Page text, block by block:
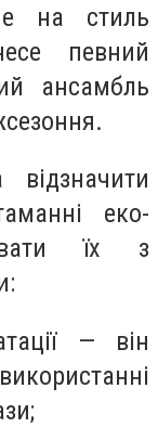
на стиль
певний
ансамбль
еко-
їх з
— він